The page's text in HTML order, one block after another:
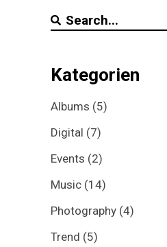
Search
for:
Kategorien
Albums (5)
Digital (7)
Events (2)
Music (14)
Photography (4)
Trend (5)